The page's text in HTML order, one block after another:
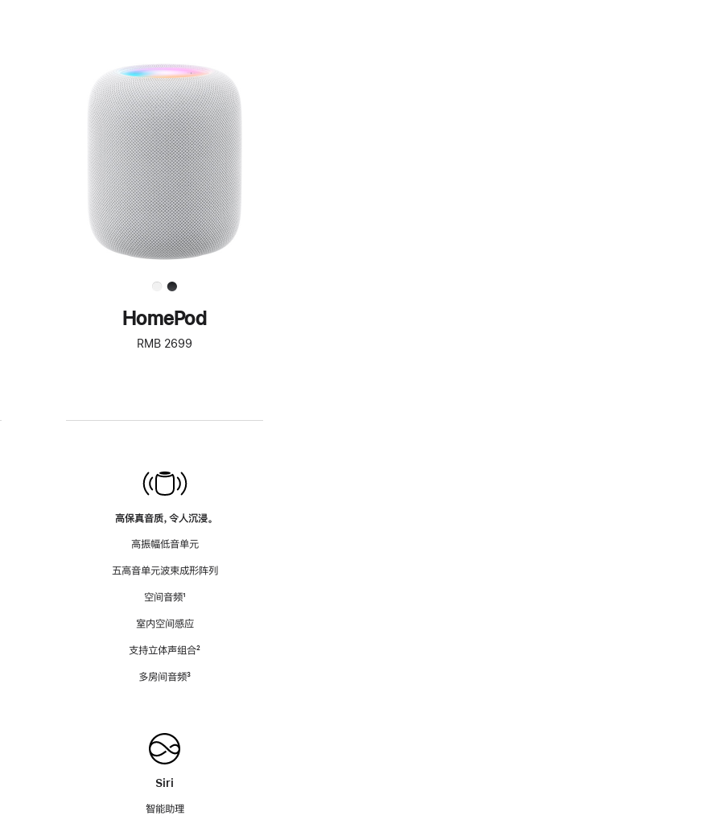
进
一
步
了
解
HomePod<
HomePod
RMB 2699
高保真音质，令人沉浸。
高振幅低音单元
五高音单元波束成形阵列
空间音频脚
¹
室内空间感应
支持立体声组合脚
²
多房间音频脚
³
Siri
智能助理